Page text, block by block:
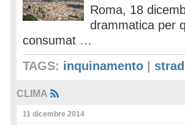
Roma, 18
drammatica per
consumat …
TAGS: inquinamento
CLIMA
11 dicembre 2014